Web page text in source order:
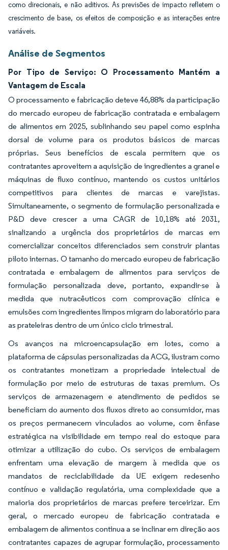
como direcionais, e não aditivos. As previsões de impacto refletem o
crescimento de base, os efeitos de composição e as interações entre
variáveis.
Análise de Segmentos
Por Tipo de Serviço: O Processamento Mantém a
Vantagem de Escala
O processamento e fabricação deteve 46,88% da participação
do mercado europeu de fabricação contratada e embalagem
de alimentos em 2025, sublinhando seu papel como espinha
dorsal de volume para os produtos básicos de marcas
próprias. Seus benefícios de escala permitem que os
contratantes aproveitem a aquisição de ingredientes a granel e
máquinas de fluxo contínuo, mantendo os custos unitários
competitivos para clientes de marcas e varejistas.
Simultaneamente, o segmento de formulação personalizada e
P&D deve crescer a uma CAGR de 10,18% até 2031,
sinalizando a urgência dos proprietários de marcas em
comercializar conceitos diferenciados sem construir plantas
piloto internas. O tamanho do mercado europeu de fabricação
contratada e embalagem de alimentos para serviços de
formulação personalizada deve, portanto, expandir-se à
medida que nutracêuticos com comprovação clínica e
emulsões com ingredientes limpos migram do laboratório para
as prateleiras dentro de um único ciclo trimestral.
Os avanços na microencapsulação em lotes, como a
plataforma de cápsulas personalizadas da ACG, ilustram como
os contratantes monetizam a propriedade intelectual de
formulação por meio de estruturas de taxas premium. Os
serviços de armazenagem e atendimento de pedidos se
beneficiam do aumento dos fluxos direto ao consumidor, mas
os preços permanecem vinculados ao volume, com ênfase
estratégica na visibilidade em tempo real do estoque para
otimizar a utilização do cubo. Os serviços de embalagem
enfrentam uma elevação de margem à medida que os
mandatos de reciclabilidade da UE exigem redesenho
contínuo e validação regulatória, uma complexidade que a
maioria dos proprietários de marcas prefere terceirizar. Em
geral, o mercado europeu de fabricação contratada e
embalagem de alimentos continua a se inclinar em direção aos
contratantes capazes de agrupar formulação, processamento